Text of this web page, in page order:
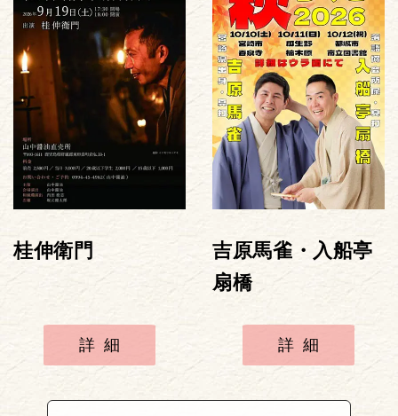
桂伸衛門
詳細
吉原馬雀・入船亭
扇橋
詳細